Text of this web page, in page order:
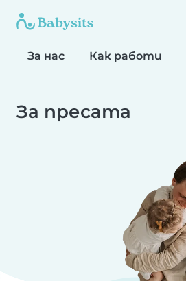
За нас Как работи
За пресата